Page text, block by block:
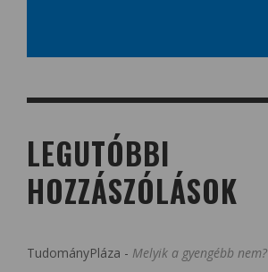
LEGUTÓBBI
HOZZÁSZÓLÁSOK
TudományPláza - Melyik a gyengébb nem?